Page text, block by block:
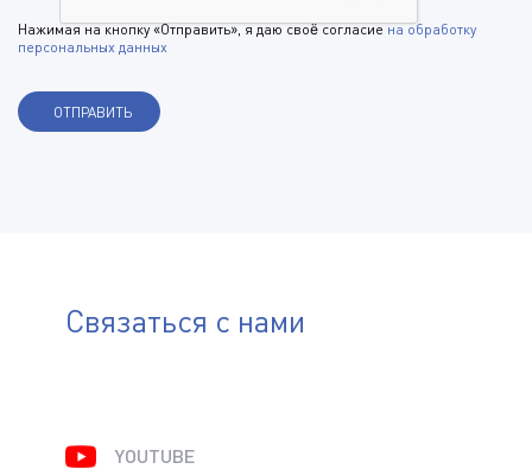
Нажимая на кнопку «Отправить», я даю своё согласиена обработку
персональных данных
Связаться с нами
YOUTUBE